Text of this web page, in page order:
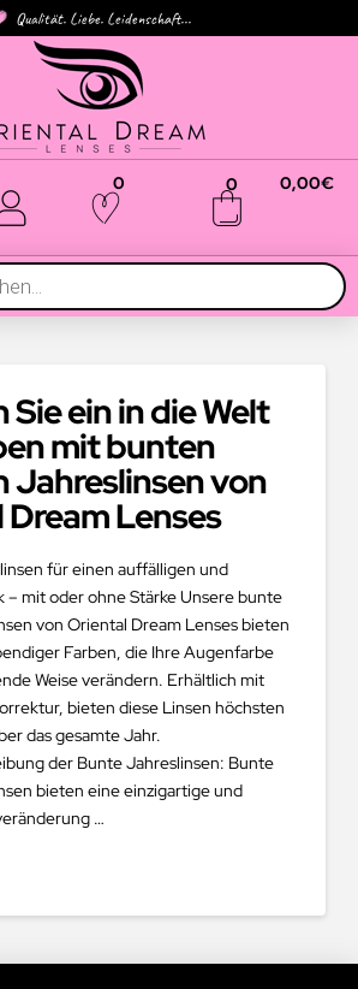
Qualität. Liebe. Leidenschaft...
0 0 0,00€
Sie ein in die Welt
mit bunten
Jahreslinsen von
Lenses
für einen auffälligen und
– mit oder ohne Stärke Unsere bunte
von Oriental Dream Lenses bieten
Farben, die Ihre Augenfarbe
Weise verändern. Erhältlich mit
bieten diese Linsen höchsten
das gesamte Jahr.
der Bunte Jahreslinsen: Bunte
bieten eine einzigartige und
…